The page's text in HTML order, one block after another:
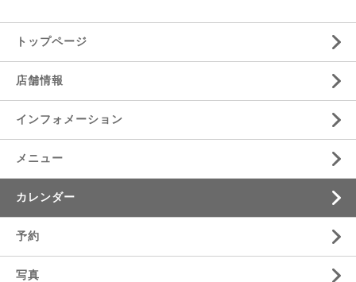
トップページ
店舗情報
インフォメーション
メニュー
カレンダー
予約
写真